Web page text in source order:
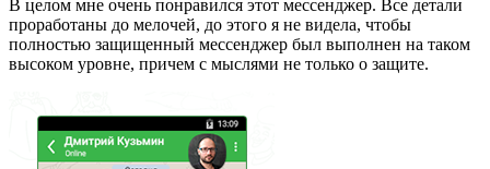
В целом мне очень понравился этот мессенджер. Все детали
проработаны до мелочей, до этого я не видела, чтобы
полностью защищенный мессенджер был выполнен на таком
высоком уровне, причем с мыслями не только о защите.